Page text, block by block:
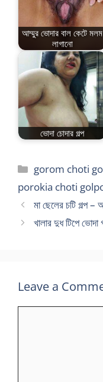
আম্মুর ভোদার বাল কেটে মলম
লাগানো
ভোদা চোদার গল্প
Categories
gorom choti
porokia choti
মা ছেলের চটি গল্প –
খালার দুধ টিপে
Leave a